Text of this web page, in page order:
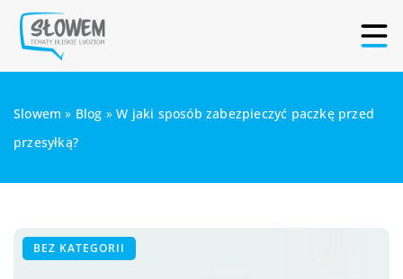
Slowem » Blog »W jaki sposób zabezpieczyć paczkę przed
przesyłką?
BEZ KATEGORII